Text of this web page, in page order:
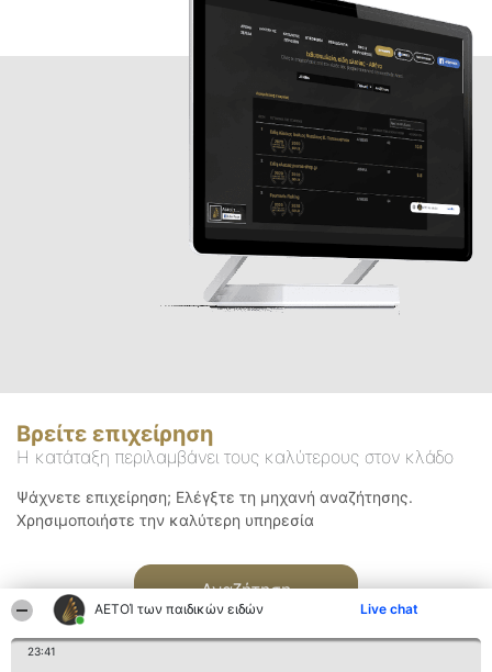
ΑΕΤΟΊ των παιδικών ειδών Live chat
23:41
Βρείτε επιχείρηση
Η κατάταξη περιλαμβάνει τους καλύτερους στον κλάδο
Ψάχνετε επιχείρηση; Ελέγξτε τη μηχανή αναζήτησης.
Χρησιμοποιήστε την καλύτερη υπηρεσία
Αναζήτηση